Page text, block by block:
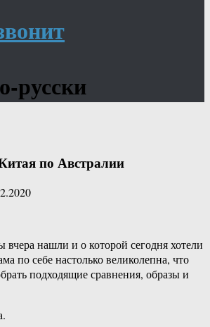
русски
по Австралии
нашли и о которой сегодня хотели
по себе настолько великолепна, что
подходящие сравнения, образы и